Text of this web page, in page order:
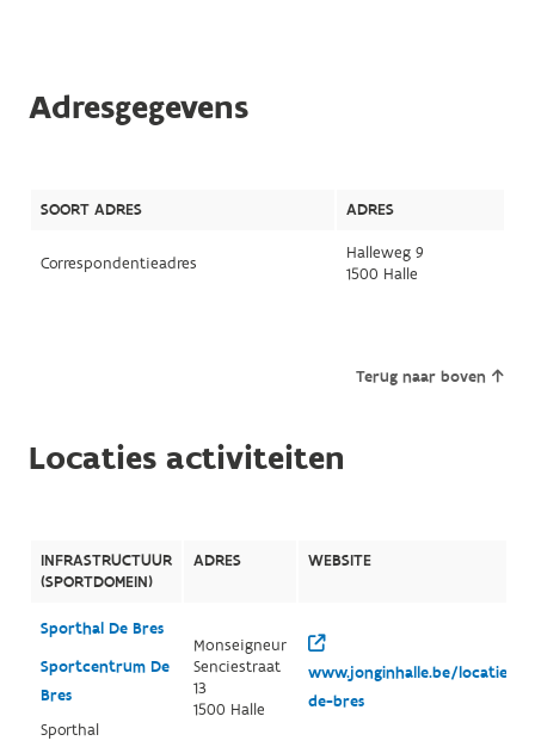
Adresgegevens
SOORT ADRES ADRES
Correspondentieadres
Halleweg 9
1500 Halle
Terug naar boven
Locaties activiteiten
INFRASTRUCTUUR
(SPORTDOMEIN)
ADRES WEBSITE
Sporthal De Bres
Sportcentrum De
Bres
Sporthal
Monseigneur
Senciestraat
13
1500 Halle
www.jonginhalle.be/locatie/
de-bres